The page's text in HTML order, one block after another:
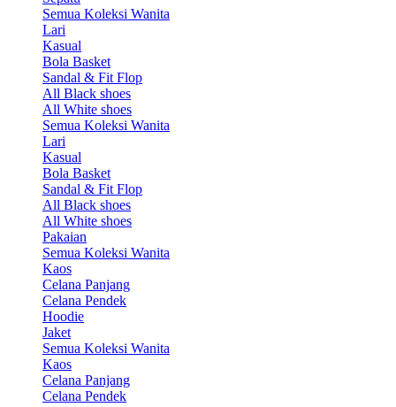
Semua Koleksi Wanita
Lari
Kasual
Bola Basket
Sandal & Fit Flop
All Black shoes
All White shoes
Semua Koleksi Wanita
Lari
Kasual
Bola Basket
Sandal & Fit Flop
All Black shoes
All White shoes
Pakaian
Semua Koleksi Wanita
Kaos
Celana Panjang
Celana Pendek
Hoodie
Jaket
Semua Koleksi Wanita
Kaos
Celana Panjang
Celana Pendek